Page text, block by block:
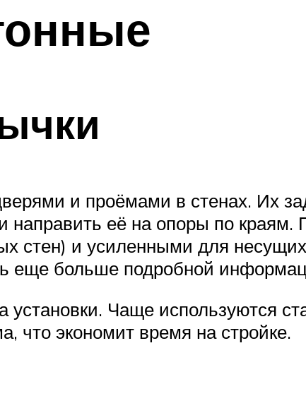
и проёмами в стенах. Их
направить её на опоры по
стен) и усиленными для несущих
еще больше подробной
Чаще используются
что экономит время на стройке.